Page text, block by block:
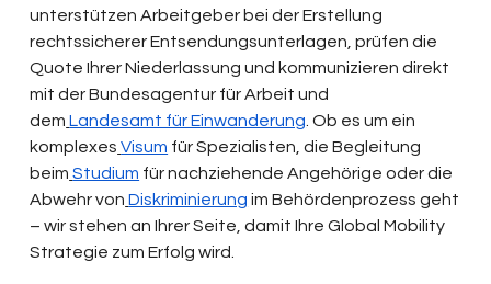
unterstützen Arbeitgeber bei der Erstellung
rechtssicherer Entsendungsunterlagen, prüfen die
Quote Ihrer Niederlassung und kommunizieren direkt
mit der Bundesagentur für Arbeit und
dem Landesamt für Einwanderung . Ob es um ein
komplexes Visum für Spezialisten, die Begleitung
beim Studium für nachziehende Angehörige oder die
Abwehr von Diskriminierung im Behördenprozess geht
– wir stehen an Ihrer Seite, damit Ihre Global Mobility
Strategie zum Erfolg wird.